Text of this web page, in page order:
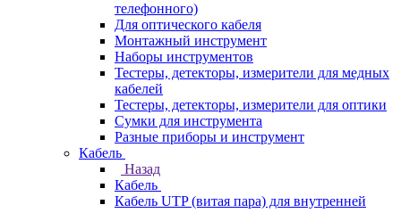
телефонного)
Для оптического кабеля
Монтажный инструмент
Наборы инструментов
Тестеры, детекторы, измерители для медных
кабелей
Тестеры, детекторы, измерители для оптики
Сумки для инструмента
Разные приборы и инструмент
Кабель
Назад
Кабель
Кабель UTP (витая пара) для внутренней